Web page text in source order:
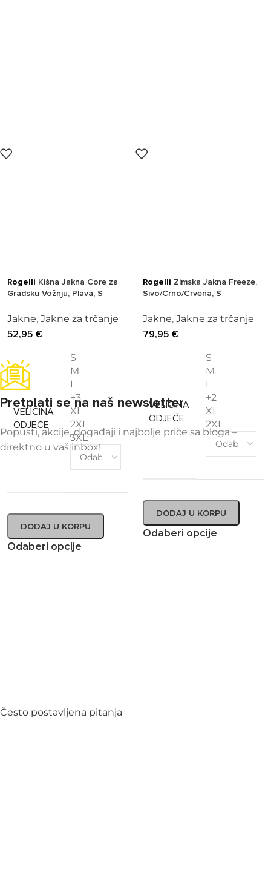
Rogelli Kišna Jakna Core za
Gradsku Vožnju, Plava, S
Jakne, Jakne za trčanje
52,95 €
VELIČINA
ODJEĆE
S
M
L
+3
XL
2XL
3XL
DODAJ U KORPU
Odaberi opcije
Rogelli Zimska Jakna Freeze,
Sivo/Crno/Crvena, S
Jakne, Jakne za trčanje
79,95 €
VELIČINA
ODJEĆE
S
M
L
+2
XL
2XL
DODAJ U KORPU
Odaberi opcije
Pretplati se na naš newsletter
Popusti, akcije, događaji i najbolje priče sa bloga –
direktno u vaš inbox!
Često postavljena pitanja